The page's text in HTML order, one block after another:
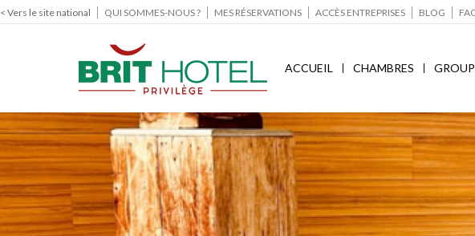
< Vers le site national QUI SOMMES-NOUS ? MES RÉSERVATIONS ACCÈS ENTREPRISES BLOG
ACCUEIL CHAMBRES